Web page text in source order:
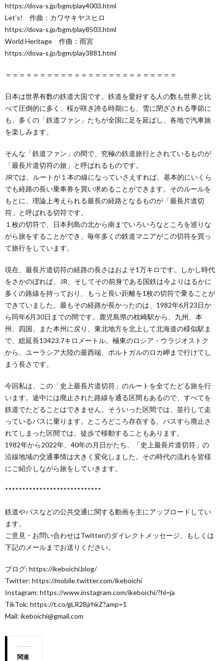
https://dova-s.jp/bgm/play4003.html
Let’s! 作曲：カワサキヤスヒロ
https://dova-s.jp/bgm/play8503.html
World Heritage 作曲：雨宮
https://dova-s.jp/bgm/play3881.html
＝＝＝＝＝＝＝＝＝＝＝＝＝＝＝＝＝＝＝＝＝＝＝＝＝
日本は世界有数の鉄道大国です。鉄道を愛好する人の数も世界と比
べて圧倒的に多く、桜が咲き誇る時期にも、雪に閉ざされる季節に
も、多くの「鉄道ファン」たちが全国に足を延ばし、各地で汽車旅
を楽しみます。
そんな「鉄道ファン」の間で、究極の鉄道旅行とされているものが
「最長片道切符の旅」と呼ばれるものです。
JRでは、ルートが１本の線になっていさえすれば、基本的にいくら
でも経路の長い乗車券を買い求めることができます。そのルールを
もとに、理論上考えられる最長の経路となるものが「最長片道切
符」と呼ばれる切符です。
１枚の切符で、日本列島の北から南までいろいろなところを巡りな
がら旅をすることができ、毎年多くの鉄道マニアがこの切符を買っ
て旅行をしています。
現在、最長片道切符の経路の長さはおよそ1万キロです。しかし時代
をさかのぼれば、JR、そしてその前身である国鉄は今よりはるかに
多くの路線を持っており、もっと長い距離を1枚の切符で乗ることが
できていました。最もその経路が長かったのは、1982年6月23日か
ら同年6月30日までの間です。鹿児島県の枕崎駅から、九州、本
州、四国、また本州に戻り、東北地方を北上して北海道の様似駅ま
で、総延長13423.7キロメートル。極東のロシア・ウラジオストク
から、ユーラシア大陸の最西端、ポルトガルのロカ岬まで行けてし
まう長さです。
今回私は、この「史上最長片道切符」のルートを全てたどる旅を行
います。途中には廃止された路線を通る区間もあるので、すべてを
鉄道でたどることはできません。そういった区間では、並行して走
っているバスに乗ります。ところどころ存在する、バスすら廃止さ
れてしまった区間では、徒歩で移動することもあります。
1982年から2022年、40年の月日がたち、「史上最長片道切符」の
沿線地域の交通事情は大きく変化しました。その時代の流れを皆様
にご紹介しながら旅をしていきます。
****************************
鉄道やバスなどの公共交通に関する動画を主にアップロードしてい
ます。
ご意見・お問い合わせはTwitterのダイレクトメッセージ、もしくは
下記のメールまでお送りください。
ブログ: https://ikeboichi.blog/
Twitter: https://mobile.twitter.com/ikeboichi
Instagram: https://www.instagram.com/ikeboichi/?hl=ja
TikTok: https://t.co/gLR2BjrhkZ?amp=1
Mail: ikeboichi@gmail.com
関連